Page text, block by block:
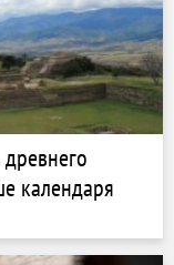
календаря